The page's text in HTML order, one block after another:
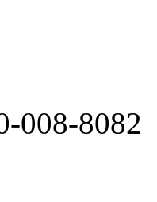
008-8082